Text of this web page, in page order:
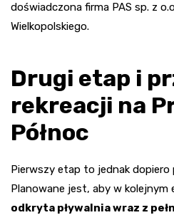
doświadczona firma PAS sp. z
Wielkopolskiego.
Drugi etap i
rekreacji na
Północ
Pierwszy etap to jednak dopiero
Planowane jest, aby w
odkryta pływalnia wraz z